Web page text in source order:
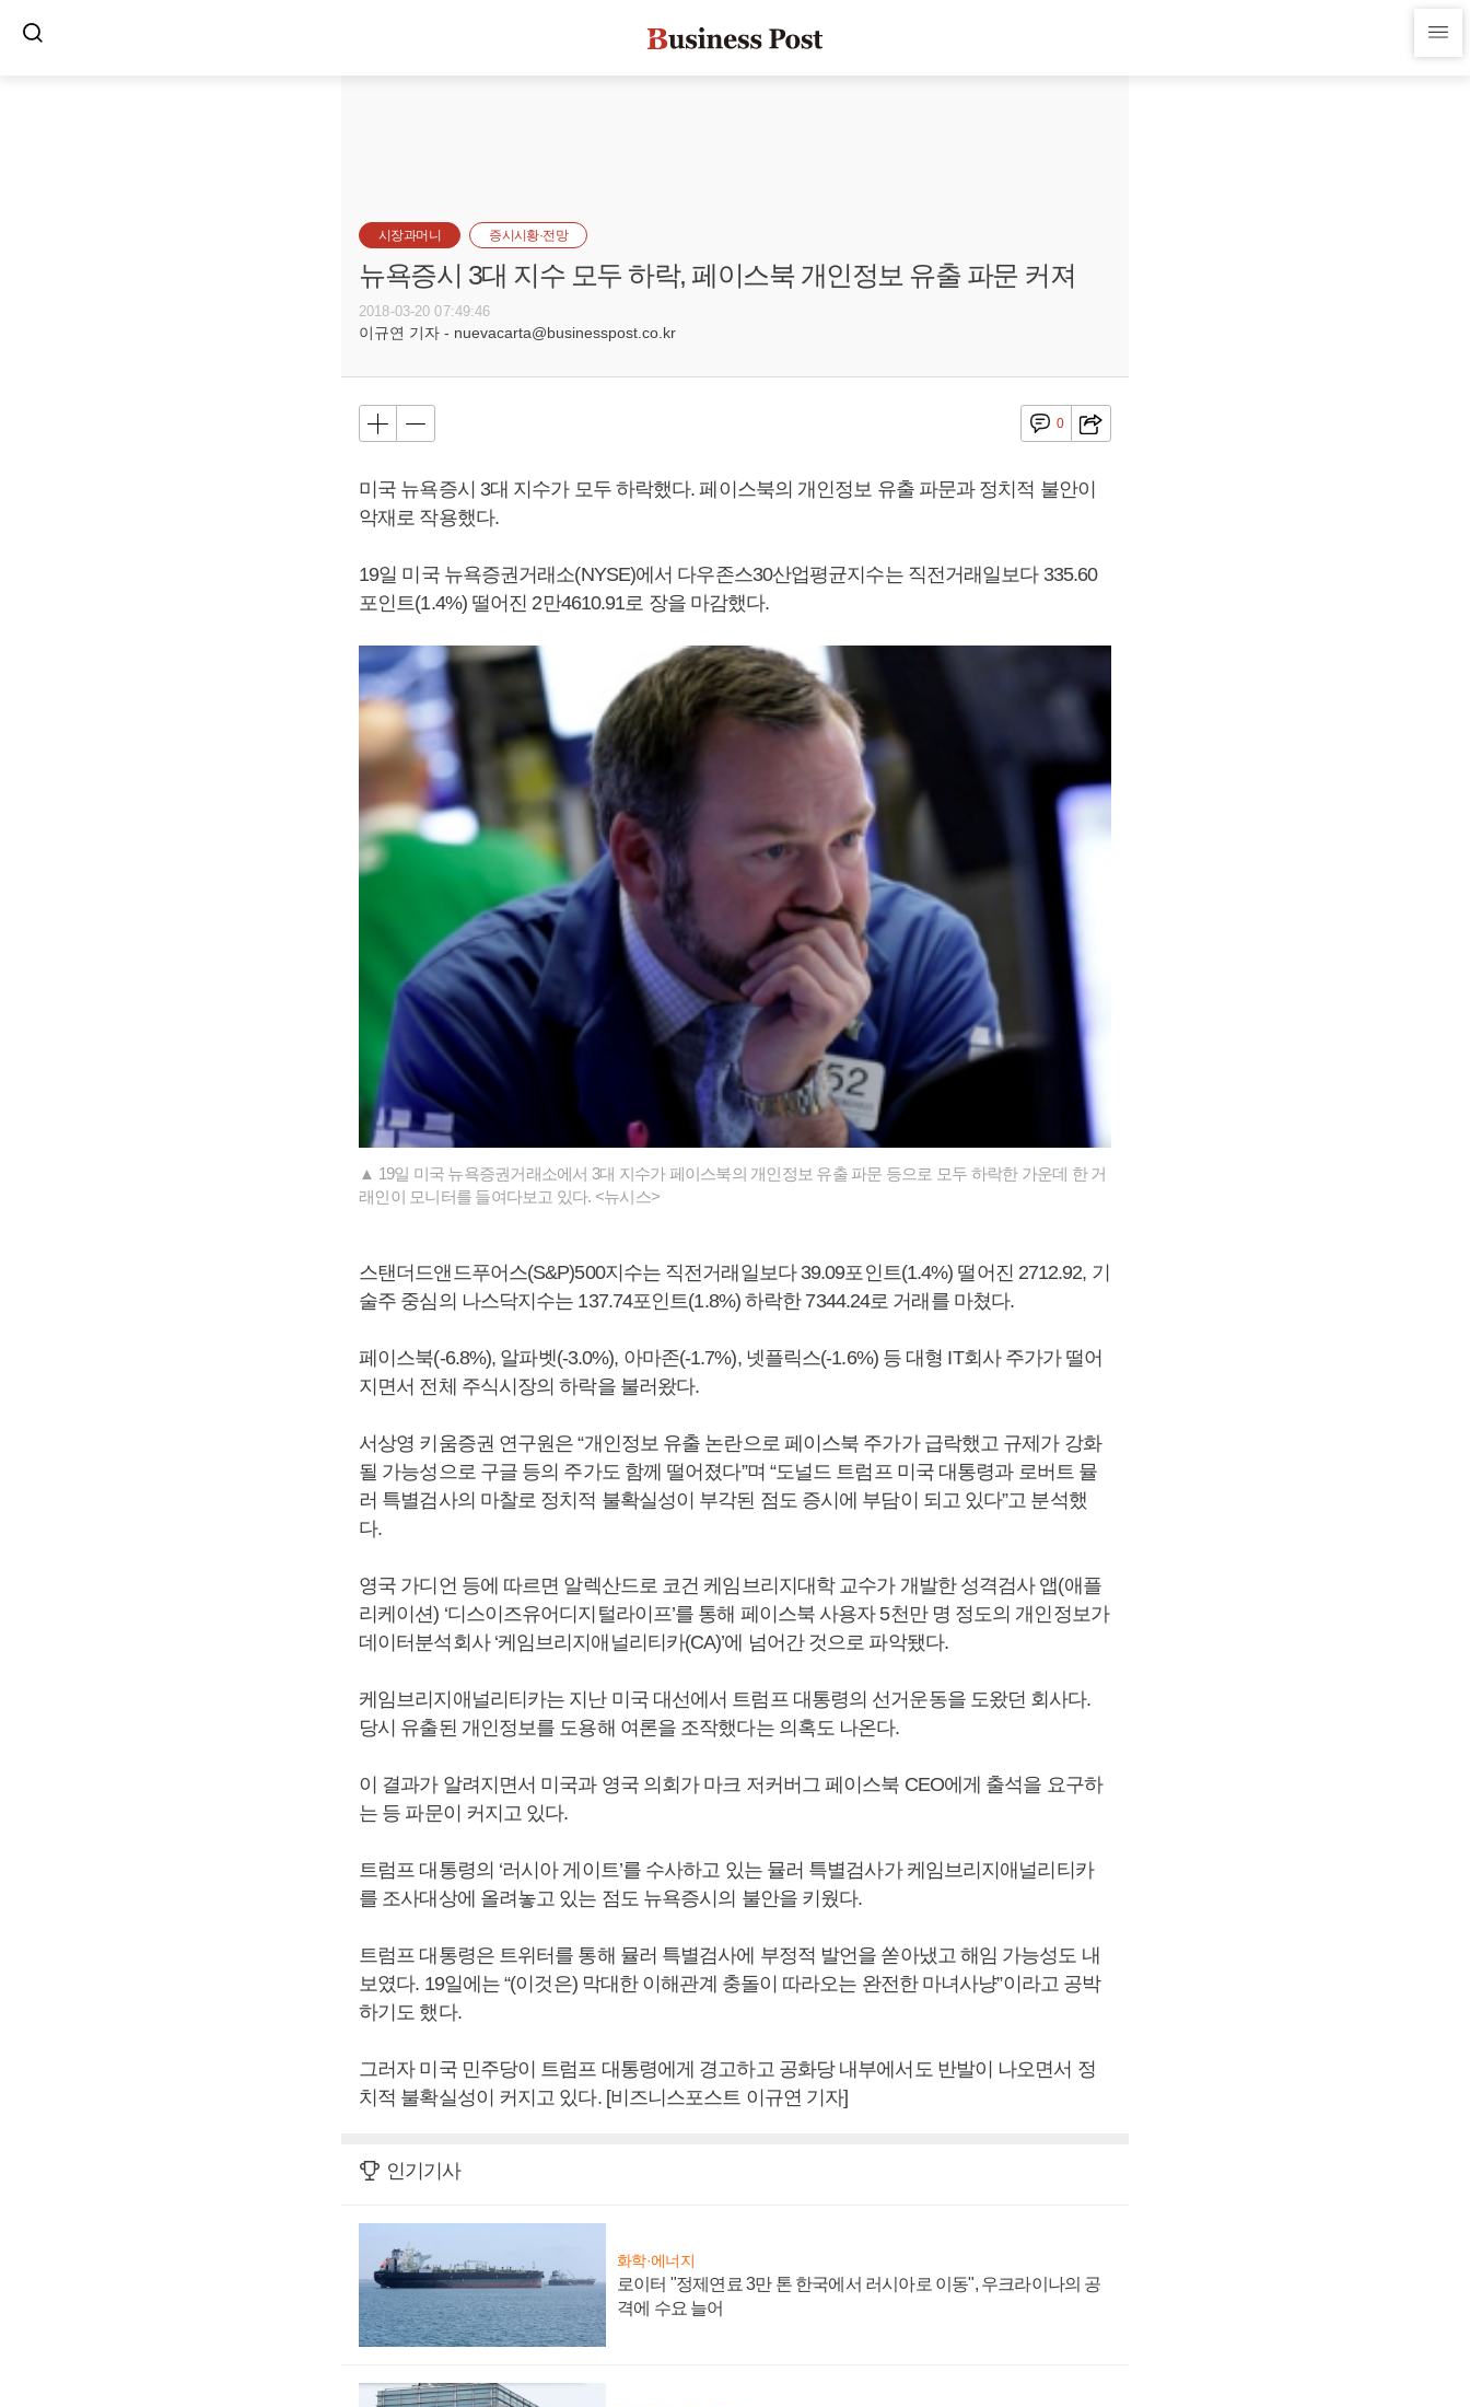
시장과머니 증시시황·전망
뉴욕증시 3대 지수 모두 하락, 페이스북 개인정보 유출 파문 커져
2018-03-20 07:49:46
이규연 기자 - nuevacarta@businesspost.co.kr
0
미국 뉴욕증시 3대 지수가 모두 하락했다. 페이스북의 개인정보 유출 파문과 정치적 불안이
악재로 작용했다.
19일 미국 뉴욕증권거래소(NYSE)에서 다우존스30산업평균지수는 직전거래일보다 335.60
포인트(1.4%) 떨어진 2만4610.91로 장을 마감했다.
▲ 19일 미국 뉴욕증권거래소에서 3대 지수가 페이스북의 개인정보 유출 파문 등으로 모두 하락한 가운데 한 거
래인이 모니터를 들여다보고 있다. <뉴시스>
스탠더드앤드푸어스(S&P)500지수는 직전거래일보다 39.09포인트(1.4%) 떨어진 2712.92, 기
술주 중심의 나스닥지수는 137.74포인트(1.8%) 하락한 7344.24로 거래를 마쳤다.
페이스북(-6.8%), 알파벳(-3.0%), 아마존(-1.7%), 넷플릭스(-1.6%) 등 대형 IT회사 주가가 떨어
지면서 전체 주식시장의 하락을 불러왔다.
서상영 키움증권 연구원은 “개인정보 유출 논란으로 페이스북 주가가 급락했고 규제가 강화
될 가능성으로 구글 등의 주가도 함께 떨어졌다”며 “도널드 트럼프 미국 대통령과 로버트 뮬
러 특별검사의 마찰로 정치적 불확실성이 부각된 점도 증시에 부담이 되고 있다”고 분석했
다.
영국 가디언 등에 따르면 알렉산드로 코건 케임브리지대학 교수가 개발한 성격검사 앱(애플
리케이션) ‘디스이즈유어디지털라이프’를 통해 페이스북 사용자 5천만 명 정도의 개인정보가
데이터분석회사 ‘케임브리지애널리티카(CA)’에 넘어간 것으로 파악됐다.
케임브리지애널리티카는 지난 미국 대선에서 트럼프 대통령의 선거운동을 도왔던 회사다.
당시 유출된 개인정보를 도용해 여론을 조작했다는 의혹도 나온다.
이 결과가 알려지면서 미국과 영국 의회가 마크 저커버그 페이스북 CEO에게 출석을 요구하
는 등 파문이 커지고 있다.
트럼프 대통령의 ‘러시아 게이트’를 수사하고 있는 뮬러 특별검사가 케임브리지애널리티카
를 조사대상에 올려놓고 있는 점도 뉴욕증시의 불안을 키웠다.
트럼프 대통령은 트위터를 통해 뮬러 특별검사에 부정적 발언을 쏟아냈고 해임 가능성도 내
보였다. 19일에는 “(이것은) 막대한 이해관계 충돌이 따라오는 완전한 마녀사냥”이라고 공박
하기도 했다.
그러자 미국 민주당이 트럼프 대통령에게 경고하고 공화당 내부에서도 반발이 나오면서 정
치적 불확실성이 커지고 있다. [비즈니스포스트 이규연 기자]
인기기사
화학·에너지
로이터 "정제연료 3만 톤 한국에서 러시아로 이동", 우크라이나의 공
격에 수요 늘어